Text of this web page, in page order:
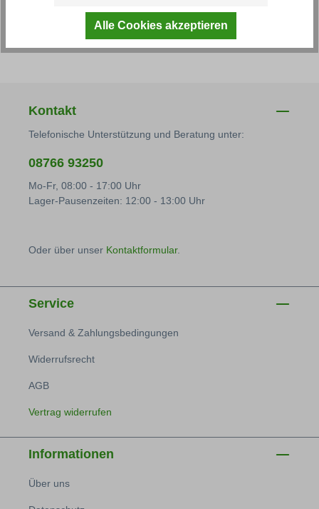
Regulärer Preis:
1.847,19 € *
Kontakt
Telefonische Unterstützung und Beratung unter:
08766 93250
Mo-Fr, 08:00 - 17:00 Uhr
Lager-Pausenzeiten: 12:00 - 13:00 Uhr
Oder über unser Kontaktformular.
Service
Versand & Zahlungsbedingungen
Widerrufsrecht
AGB
Vertrag widerrufen
Informationen
Über uns
Alle Cookies akzeptieren